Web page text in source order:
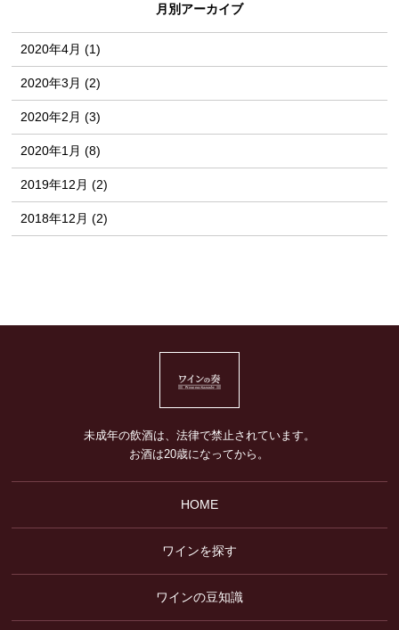
月別アーカイブ
2020年4月 (1)
2020年3月 (2)
2020年2月 (3)
2020年1月 (8)
2019年12月 (2)
2018年12月 (2)
未成年の飲酒は、法律で禁止されています。
お酒は20歳になってから。
HOME
ワインを探す
ワインの豆知識